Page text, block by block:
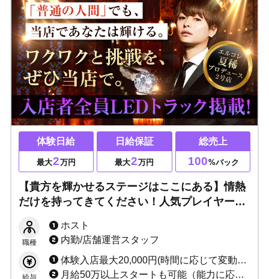
体験日給
最大2万円
日給保証
最大2万円
総売上
100%バック
【貴方を輝かせるステージはここにある】情熱
だけを持ってきてください！人気プレイヤーま
験者・上京希望者大歓迎！
職種
ホスト
内勤/店舗運営スタッフ
給与
体験入店最大20,000円(時間に応じて変動あり) ・遠方の方交通費支給(応相談) ・各種賞金/賞与あり ・1日体験入店制度あり ・入店祝い金、支度金完備
月給50万以上スタートも可能（能力に応じる） ※ただいま内勤者【急募中】のため、移籍金or入店祝い金ご用意あり！